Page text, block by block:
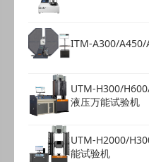
ITM-A300/A450/
UTM-H300/
液压万能试验机
UTM-H2000/
能试验机